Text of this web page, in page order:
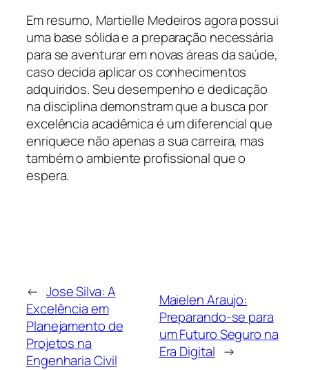
Em resumo, Martielle Medeiros agora possui
uma base sólida e a preparação necessária
para se aventurar em novas áreas da saúde,
caso decida aplicar os conhecimentos
adquiridos. Seu desempenho e dedicação
na disciplina demonstram que a busca por
excelência acadêmica é um diferencial que
enriquece não apenas a sua carreira, mas
também o ambiente profissional que o
espera.
← Jose Silva: A
Excelência em
Planejamento de
Projetos na
Engenharia Civil
Maielen Araujo:
Preparando-se para
um Futuro Seguro na
Era Digital →